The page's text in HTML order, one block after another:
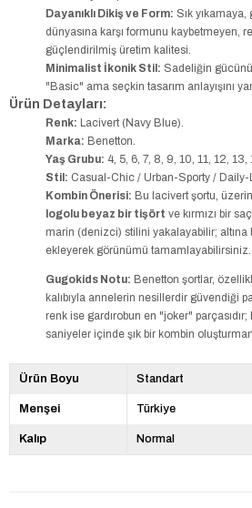
Dayanıklı Dikiş ve Form: Sık
dünyasına karşı formunu kaybetmeyen,
güçlendirilmiş üretim kalitesi.
Minimalist İkonik Stil: Sadeliğin
"Basic" ama seçkin tasarım anlayışını
Ürün Detayları:
Renk: Lacivert (Navy Blue).
Marka: Benetton.
Yaş Grubu: 4, 5, 6, 7, 8, 9, 10, 11, 12, 13,
Stil: Casual-Chic / Urban-Sporty / Daily-
Kombin Önerisi: Bu lacivert şortu,
logolu beyaz bir tişört ve kırmızı bir
marin (denizci) stilini yakalayabilir;
ekleyerek görünümü tamamlayabilirsiniz.
Gugokids Notu: Benetton şortlar,
kalıbıyla annelerin nesillerdir güvendiği
renk ise gardırobun en "joker"
saniyeler içinde şık bir kombin
Ürün Boyu Standart
Menşei Türkiye
Kalıp Normal